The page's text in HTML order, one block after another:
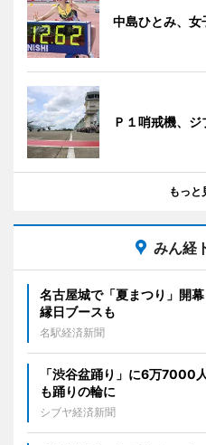
中島ひとみ、女
Ｐ１哨戒機、
もっと
みん経
名古屋城で「夏まつり」開
縁日ブースも
名駅経済新聞
「渋谷盆踊り」に6万
も踊りの輪に
シブヤ経済新聞